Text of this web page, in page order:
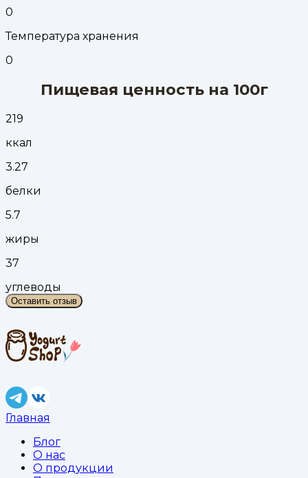
0
Температура хранения
0
Пищевая ценность на 100г
219
ккал
3.27
белки
5.7
жиры
37
углеводы
Оставить отзыв
Главная
Блог
О нас
О продукции